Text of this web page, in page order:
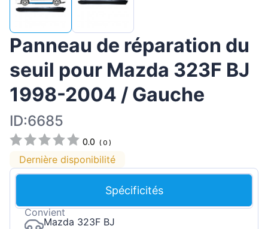
Panneau de réparation du
seuil pour Mazda 323F BJ
1998-2004 / Gauche
ID:6685
0.0 (0 )
Dernière disponibilité
Spécificités
Convient
Mazda 323F BJ